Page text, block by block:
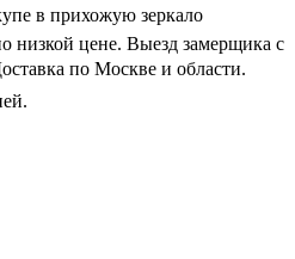
в прихожую зеркало
низкой цене. Выезд замерщика с
по Москве и области.